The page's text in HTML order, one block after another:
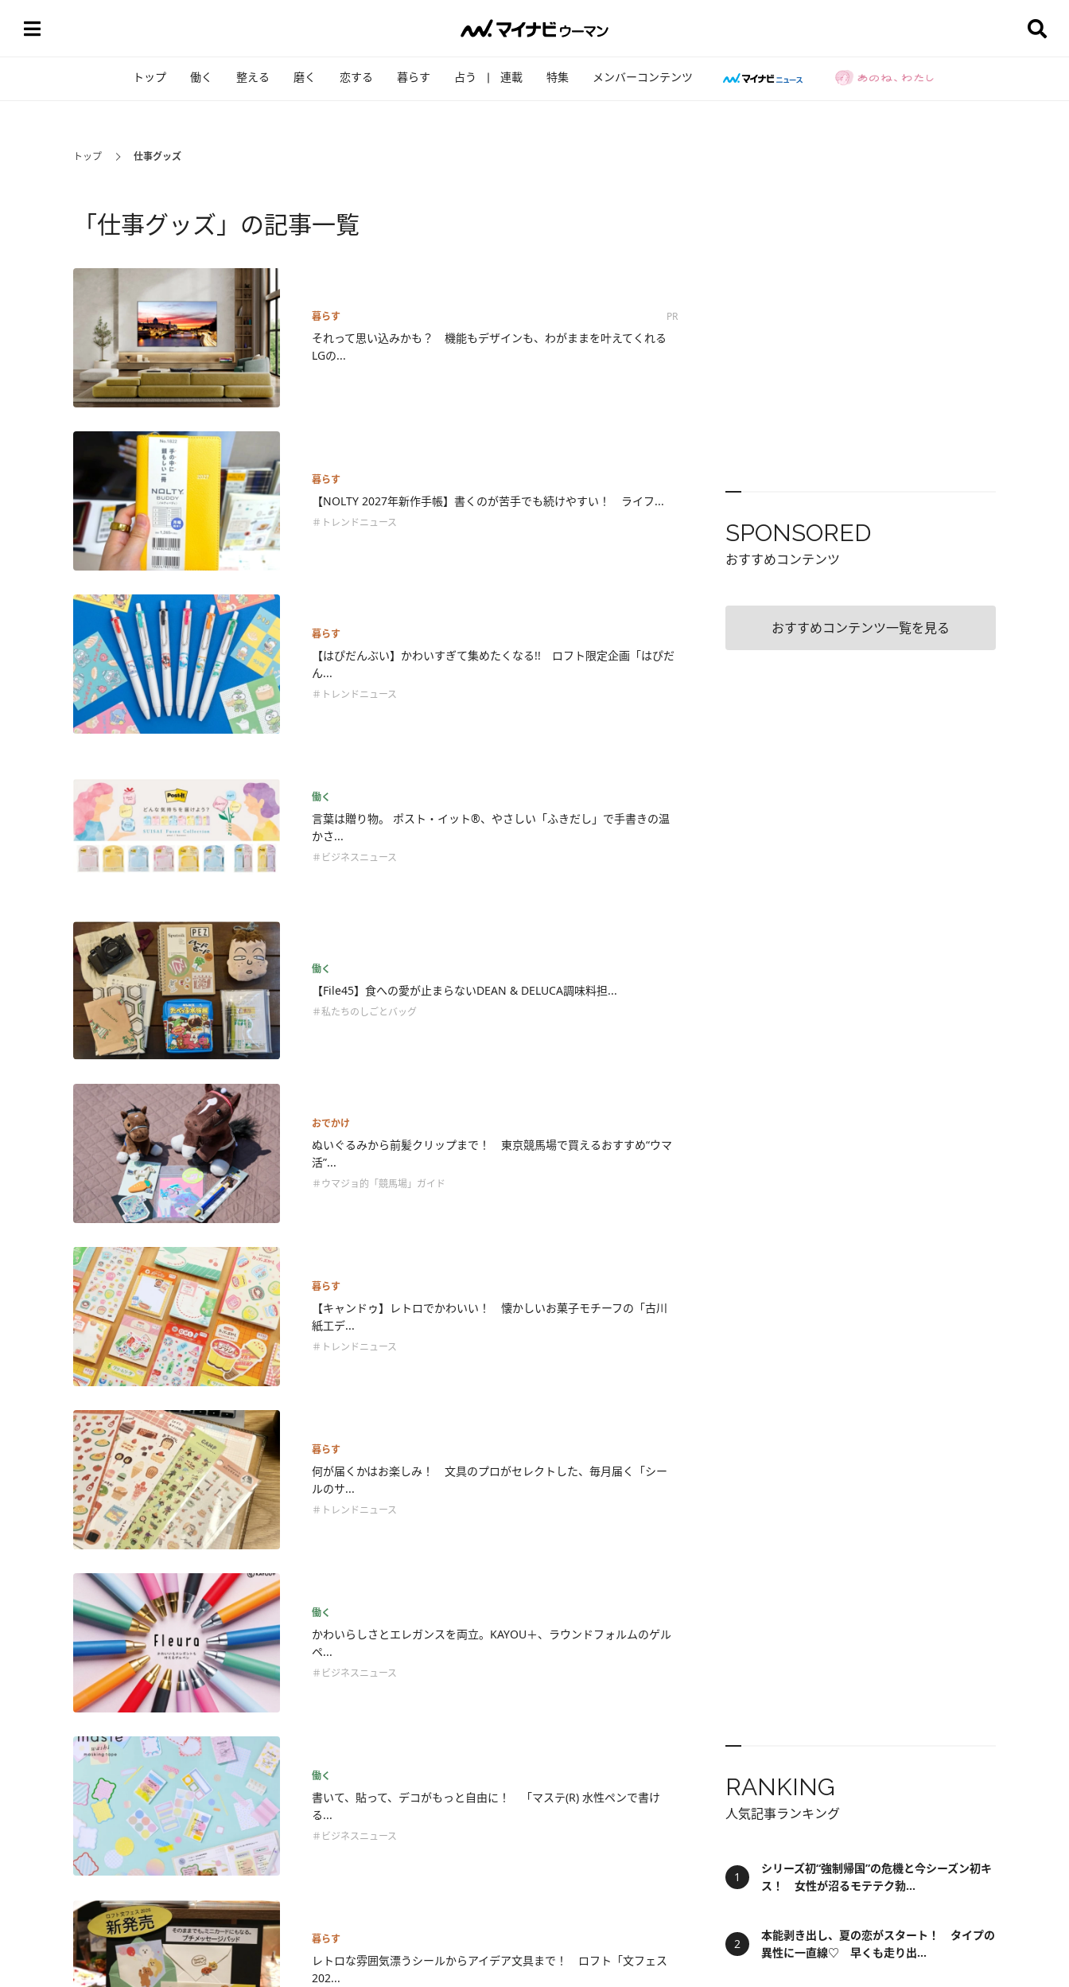
トップ 働く 整える 磨く 恋する 暮らす 占う 連載 特集 メンバーコンテンツ
トップ 仕事グッズ
「仕事グッズ」の記事一覧
暮らす PR
それって思い込みかも？ 機能もデザインも、わがままを叶えてくれる
LGの...
暮らす
【NOLTY 2027年新作手帳】書くのが苦手でも続けやすい！ ライフ...
＃トレンドニュース
暮らす
【はぴだんぶい】かわいすぎて集めたくなる!! ロフト限定企画「はぴだ
ん...
＃トレンドニュース
働く
言葉は贈り物。 ポスト・イット®、やさしい「ふきだし」で手書きの温
かさ...
＃ビジネスニュース
働く
【File45】食への愛が止まらないDEAN & DELUCA調味料担...
＃私たちのしごとバッグ
おでかけ
ぬいぐるみから前髪クリップまで！ 東京競馬場で買えるおすすめ“ウマ
活”...
＃ウマジョ的「競馬場」ガイド
暮らす
【キャンドゥ】レトロでかわいい！ 懐かしいお菓子モチーフの「古川
紙工デ...
＃トレンドニュース
暮らす
何が届くかはお楽しみ！ 文具のプロがセレクトした、毎月届く「シー
ルのサ...
＃トレンドニュース
働く
かわいらしさとエレガンスを両立。KAYOU＋、ラウンドフォルムのゲル
ペ...
＃ビジネスニュース
働く
書いて、貼って、デコがもっと自由に！ 「マステ(R) 水性ペンで書け
る...
＃ビジネスニュース
暮らす
レトロな雰囲気漂うシールからアイデア文具まで！ ロフト「文フェス
202...
SPONSORED
おすすめコンテンツ
おすすめコンテンツ一覧を見る
RANKING
人気記事ランキング
シリーズ初“強制帰国”の危機と今シーズン初キ
ス！ 女性が沼るモテテク勃...
本能剥き出し、夏の恋がスタート！ タイプの
異性に一直線♡ 早くも走り出...